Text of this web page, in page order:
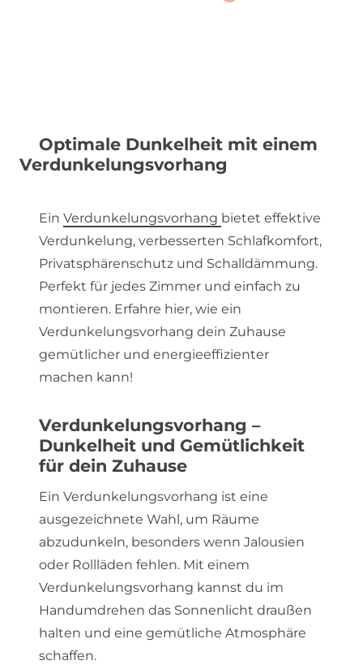
Optimale Dunkelheit mit einem
Verdunkelungsvorhang
Ein Verdunkelungsvorhang bietet effektive
Verdunkelung, verbesserten Schlafkomfort,
Privatsphärenschutz und Schalldämmung.
Perfekt für jedes Zimmer und einfach zu
montieren. Erfahre hier, wie ein
Verdunkelungsvorhang dein Zuhause
gemütlicher und energieeffizienter
machen kann!
Verdunkelungsvorhang –
Dunkelheit und Gemütlichkeit
für dein Zuhause
Ein Verdunkelungsvorhang ist eine
ausgezeichnete Wahl, um Räume
abzudunkeln, besonders wenn Jalousien
oder Rollläden fehlen. Mit einem
Verdunkelungsvorhang kannst du im
Handumdrehen das Sonnenlicht draußen
halten und eine gemütliche Atmosphäre
schaffen.